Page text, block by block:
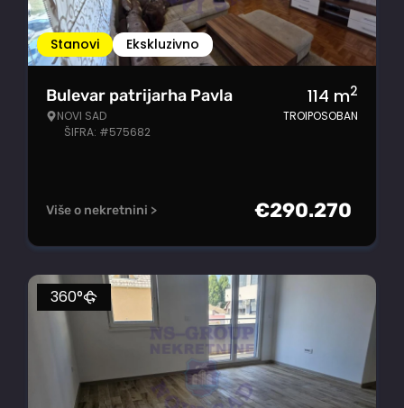
Stanovi Ekskluzivno
Bulevar patrijarha Pavla
NOVI SAD
ŠIFRA: #575682
114 m2
TROIPOSOBAN
Više o nekretnini > €290.270
360°